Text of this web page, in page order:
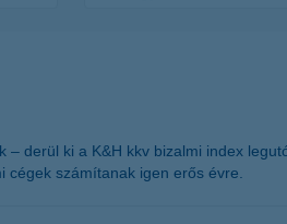
derül ki a K&H kkv bizalmi index
számítanak igen erős évre.